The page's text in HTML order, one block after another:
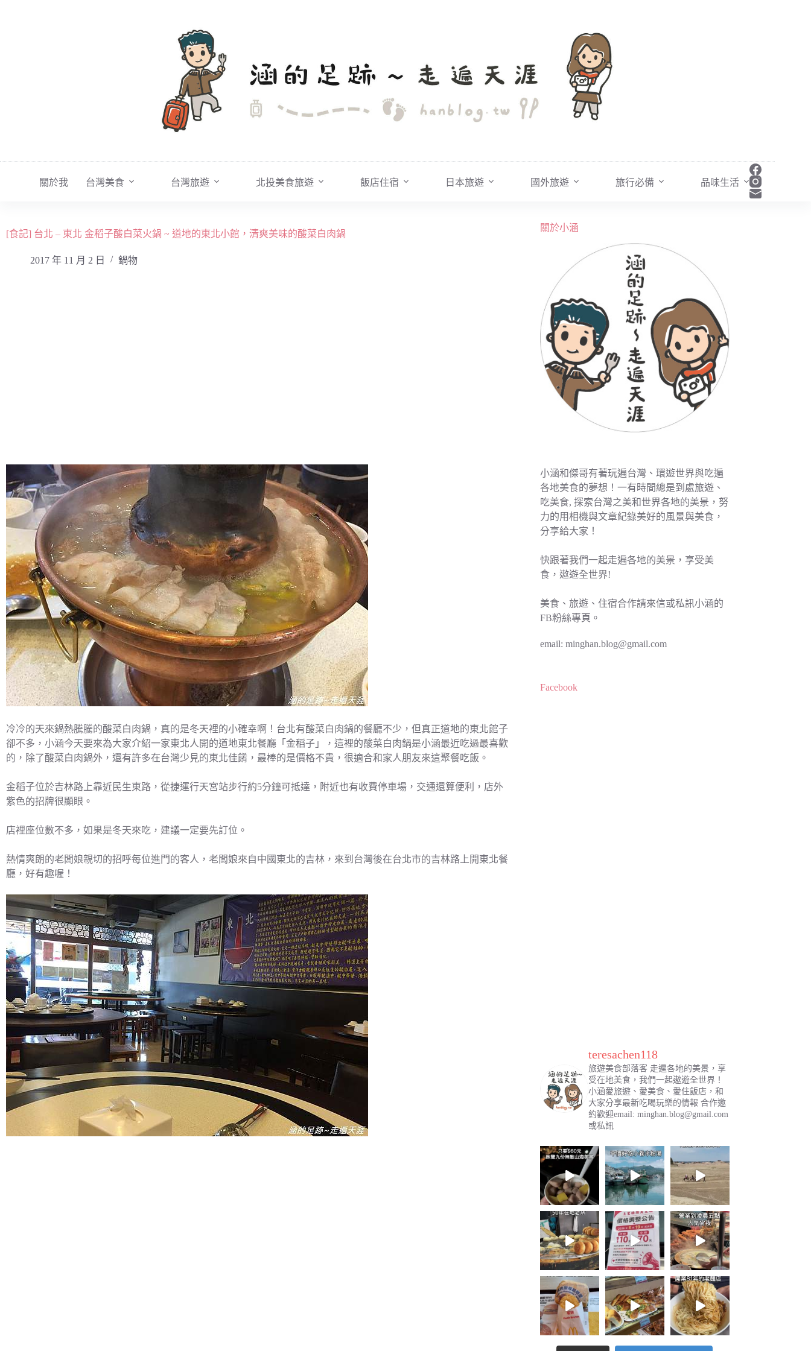
關於我 台灣美食 台灣旅遊 北投美食旅遊 飯店住宿 日本旅遊 國外旅遊 旅行必備 品味生活
[食記] 台北 – 東北 金稻子酸白菜火鍋 ~ 道地的東北小館，清爽美味的酸菜白肉鍋
2017 年 11 月 2 日 鍋物
冷冷的天來鍋熱騰騰的酸菜白肉鍋，真的是冬天裡的小確幸啊！台北有酸菜白肉鍋的餐廳不少，但真正道地的東北館子
卻不多，小涵今天要來為大家介紹一家東北人開的道地東北餐廳「金稻子」，這裡的酸菜白肉鍋是小涵最近吃過最喜歡
的，除了酸菜白肉鍋外，還有許多在台灣少見的東北佳餚，最棒的是價格不貴，很適合和家人朋友來這聚餐吃飯。
金稻子位於吉林路上靠近民生東路，從捷運行天宮站步行約5分鐘可抵達，附近也有收費停車場，交通還算便利，店外
紫色的招牌很顯眼。
店裡座位數不多，如果是冬天來吃，建議一定要先訂位。
熱情爽朗的老闆娘親切的招呼每位進門的客人，老闆娘來自中國東北的吉林，來到台灣後在台北市的吉林路上開東北餐
廳，好有趣喔！
關於小涵
小涵和傑哥有著玩遍台灣、環遊世界與吃遍
各地美食的夢想！一有時間總是到處旅遊、
吃美食, 探索台灣之美和世界各地的美景，努
力的用相機與文章紀錄美好的風景與美食，
分享給大家！
快跟著我們一起走遍各地的美景，享受美
食，遨遊全世界!
美食、旅遊、住宿合作請來信或私訊小涵的
FB粉絲專頁。
email: minghan.blog@gmail.com
Facebook
teresachen118
旅遊美食部落客走遍各地的美景，享
受在地美食，我們一起遨遊全世界！
小涵愛旅遊、愛美食、愛住飯店，和
大家分享最新吃喝玩樂的情報 合作邀
約歡迎email: minghan.blog@gmail.com
或私訊